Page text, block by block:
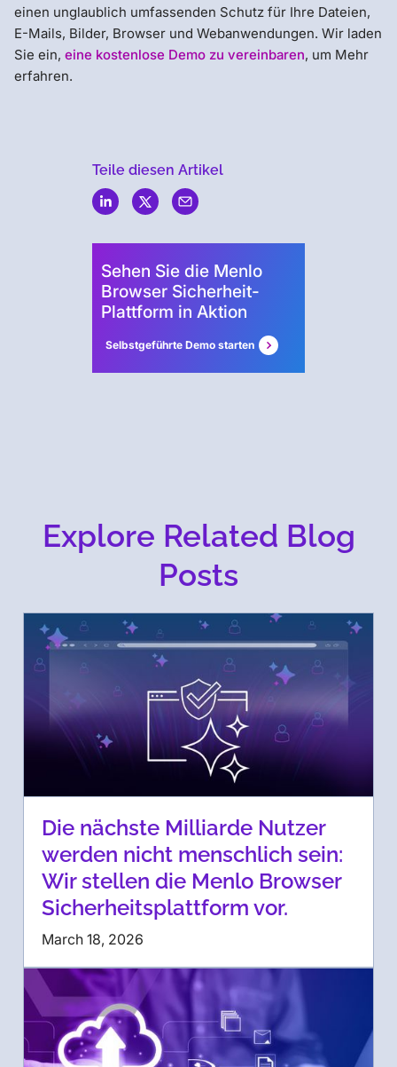
einen unglaublich umfassenden Schutz für Ihre Dateien,
E-Mails, Bilder, Browser und Webanwendungen. Wir laden
Sie ein, eine kostenlose Demo zu vereinbaren, um Mehr
erfahren.
Teile diesen Artikel
Sehen Sie die Menlo
Browser Sicherheit-
Plattform in Aktion
Selbstgeführte Demo starten
Explore Related Blog
Posts
Die nächste Milliarde Nutzer
werden nicht menschlich sein:
Wir stellen die Menlo Browser
Sicherheitsplattform vor.
March 18, 2026